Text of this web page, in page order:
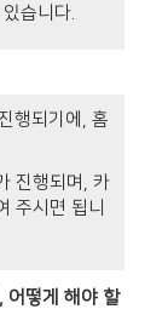
습니다.
행되기에, 홈
진행되며, 카
주시면 됩니
어떻게 해야 할